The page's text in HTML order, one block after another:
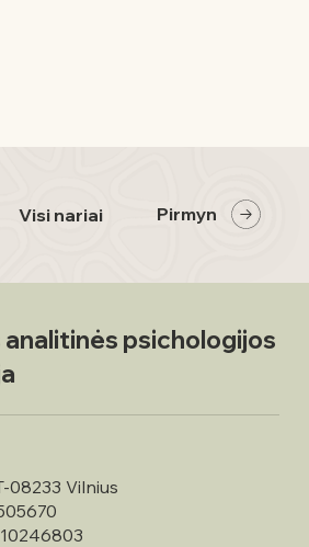
Pirmyn
Visi nariai
psichologijos
08233 Vilnius